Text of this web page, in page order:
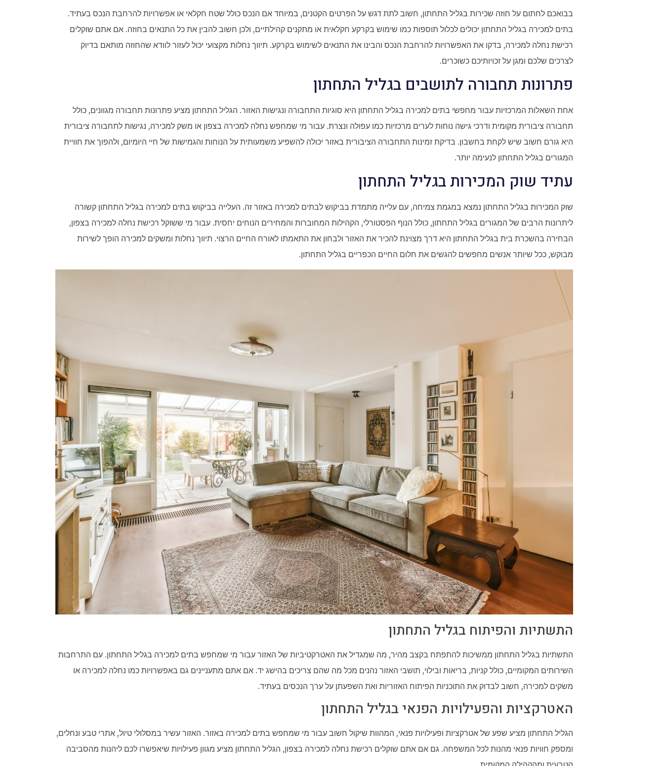
בבואכם לחתום על חוזה שכירות בגליל התחתון, חשוב לתת דגש על הפרטים הקטנים, במיוחד אם הנכס כולל שטח חקלאי או אפשרויות להרחבת הנכס בעתיד.
בתים למכירה בגליל התחתון יכולים לכלול תוספות כמו שימוש בקרקע חקלאית או מתקנים קהילתיים, ולכן חשוב להבין את כל התנאים בחוזה. אם אתם שוקלים
רכישת נחלה למכירה, בדקו את האפשרויות להרחבת הנכס והבינו את התנאים לשימוש בקרקע. תיווך נחלות מקצועי יכול לעזור לוודא שהחוזה מותאם בדיוק
לצרכים שלכם ומגן על זכויותיכם כשוכרים.
פתרונות תחבורה לתושבים בגליל התחתון
אחת השאלות המרכזיות עבור מחפשי בתים למכירה בגליל התחתון היא סוגיות התחבורה ונגישות האזור. הגליל התחתון מציע פתרונות תחבורה מגוונים, כולל
תחבורה ציבורית מקומית ודרכי גישה נוחות לערים מרכזיות כמו עפולה ונצרת. עבור מי שמחפש נחלה למכירה בצפון או משק למכירה, נגישות לתחבורה ציבורית
היא גורם חשוב שיש לקחת בחשבון. בדיקת זמינות התחבורה הציבורית באזור יכולה להשפיע משמעותית על הנוחות והגמישות של חיי היומיום, ולהפוך את חוויית
המגורים בגליל התחתון לנעימה יותר.
עתיד שוק המכירות בגליל התחתון
שוק המכירות בגליל התחתון נמצא במגמת צמיחה, עם עלייה מתמדת בביקוש לבתים למכירה באזור זה. העלייה בביקוש בתים למכירה בגליל התחתון קשורה
ליתרונות הרבים של המגורים בגליל התחתון, כולל הנוף הפסטורלי, הקהילות המחוברות והמחירים הנוחים יחסית. עבור מי ששוקל רכישת נחלה למכירה בצפון,
הבחירה בהשכרת בית בגליל התחתון היא דרך מצוינת להכיר את האזור ולבחון את התאמתו לאורח החיים הרצוי. תיווך נחלות ומשקים למכירה הופך לשירות
מבוקש, ככל שיותר אנשים מחפשים להגשים את חלום החיים הכפריים בגליל התחתון.
התשתיות והפיתוח בגליל התחתון
התשתיות בגליל התחתון ממשיכות להתפתח בקצב מהיר, מה שמגדיל את האטרקטיביות של האזור עבור מי שמחפש בתים למכירה בגליל התחתון. עם התרחבות
השירותים המקומיים, כולל קניות, בריאות ובילוי, תושבי האזור נהנים מכל מה שהם צריכים בהישג יד. אם אתם מתעניינים גם באפשרויות כמו נחלה למכירה או
משקים למכירה, חשוב לבדוק את התוכניות הפיתוח האזוריות ואת השפעתן על ערך הנכסים בעתיד.
האטרקציות והפעילויות הפנאי בגליל התחתון
הגליל התחתון מציע שפע של אטרקציות ופעילויות פנאי, המהוות שיקול חשוב עבור מי שמחפש בתים למכירה באזור. האזור עשיר במסלולי טיול, אתרי טבע ונחלים,
ומספק חוויות פנאי מהנות לכל המשפחה. גם אם אתם שוקלים רכישת נחלה למכירה בצפון, הגליל התחתון מציע מגוון פעילויות שיאפשרו לכם ליהנות מהסביבה